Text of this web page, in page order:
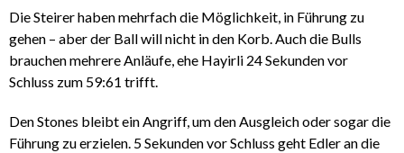
Die Steirer haben mehrfach die Möglichkeit, in Führung zu
gehen – aber der Ball will nicht in den Korb. Auch die Bulls
brauchen mehrere Anläufe, ehe Hayirli 24 Sekunden vor
Schluss zum 59:61 trifft.
Den Stones bleibt ein Angriff, um den Ausgleich oder sogar die
Führung zu erzielen. 5 Sekunden vor Schluss geht Edler an die